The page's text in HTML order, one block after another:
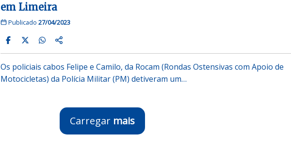
em Limeira
Publicado 27/04/2023
Os policiais cabos Felipe e Camilo, da Rocam (Rondas Ostensivas com Apoio de
Motocicletas) da Polícia Militar (PM) detiveram um…
Carregar mais